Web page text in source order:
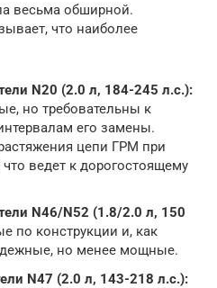
весьма обширной.
что наиболее
N20 (2.0 л, 184-245 л.с.):
но требовательны к
его замены.
цепи ГРМ при
ведет к дорогостоящему
N46/N52 (1.8/2.0 л, 150
по конструкции и, как
но менее мощные.
N47 (2.0 л, 143-218 л.с.):